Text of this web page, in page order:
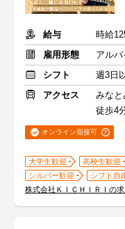
給与
時給
雇用形態
アルバ
シフト
週3日
アクセス
みなと
徒歩4
オンライン面接可
大学生歓迎 高校生歓迎
シルバー歓迎
シフト自
株式会社ＫＩＣＨＩＲＩの